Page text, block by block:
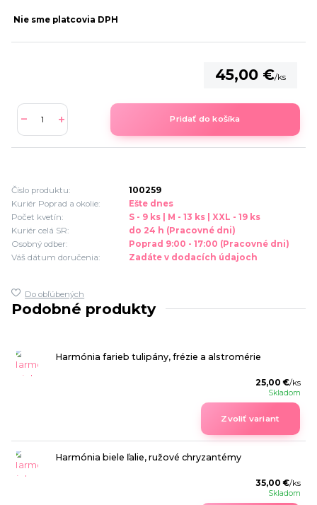
Nie sme platcovia DPH
45,00 €/ks
Pridať do košíka
Číslo produktu:
100259
Kuriér Poprad a okolie:
Ešte dnes
Počet kvetín:
S - 9 ks | M - 13 ks | XXL - 19 ks
Kuriér celá SR:
do 24 h (Pracovné dni)
Osobný odber:
Poprad 9:00 - 17:00 (Pracovné dni)
Váš dátum doručenia:
Zadáte v dodacích údajoch
Do obľúbených
Podobné produkty
Harmónia farieb tulipány, frézie a alstromérie
25,00 €/ks
Skladom
Zvoliť variant
Harmónia biele ľalie, ružové chryzantémy
35,00 €/ks
Skladom